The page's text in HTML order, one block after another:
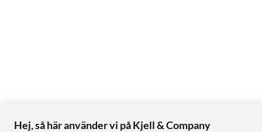
Hej, så här använder vi på Kjell & Company